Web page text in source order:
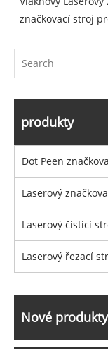
značkovací stroj
produkty
Dot Peen
Laserový
Laserový čisticí
Laserový řezací
Nové produkty